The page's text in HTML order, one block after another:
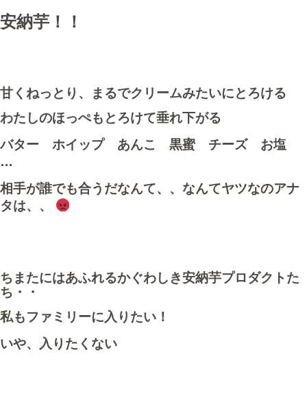
安納芋！！
甘くねっとり、まるでクリームみたいにとろける
わたしのほっぺもとろけて垂れ下がる
バター ホイップ あんこ 黒蜜 チーズ お塩
…
相手が誰でも合うだなんて、、なんてヤツなのアナ
タは、、
ちまたにはあふれるかぐわしき安納芋プロダクトた
ち・・
私もファミリーに入りたい！
いや、入りたくない